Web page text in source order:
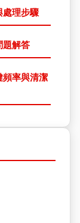
處理步驟
題解答
頻率與清潔